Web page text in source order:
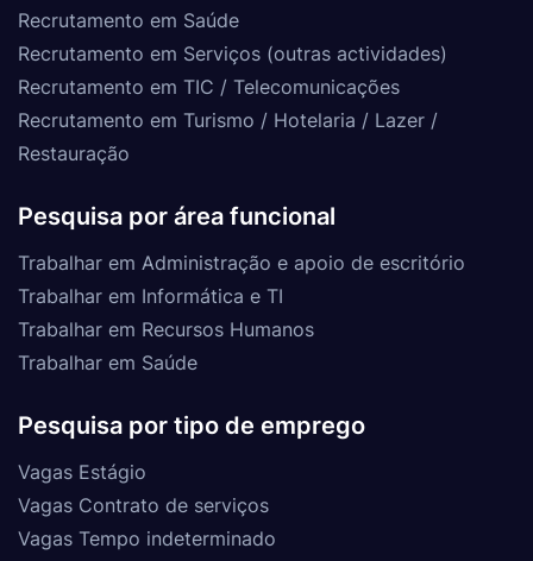
Recrutamento em Saúde
Recrutamento em Serviços (outras actividades)
Recrutamento em TIC / Telecomunicações
Recrutamento em Turismo / Hotelaria / Lazer /
Restauração
Pesquisa por área funcional
Trabalhar em Administração e apoio de escritório
Trabalhar em Informática e TI
Trabalhar em Recursos Humanos
Trabalhar em Saúde
Pesquisa por tipo de emprego
Vagas Estágio
Vagas Contrato de serviços
Vagas Tempo indeterminado